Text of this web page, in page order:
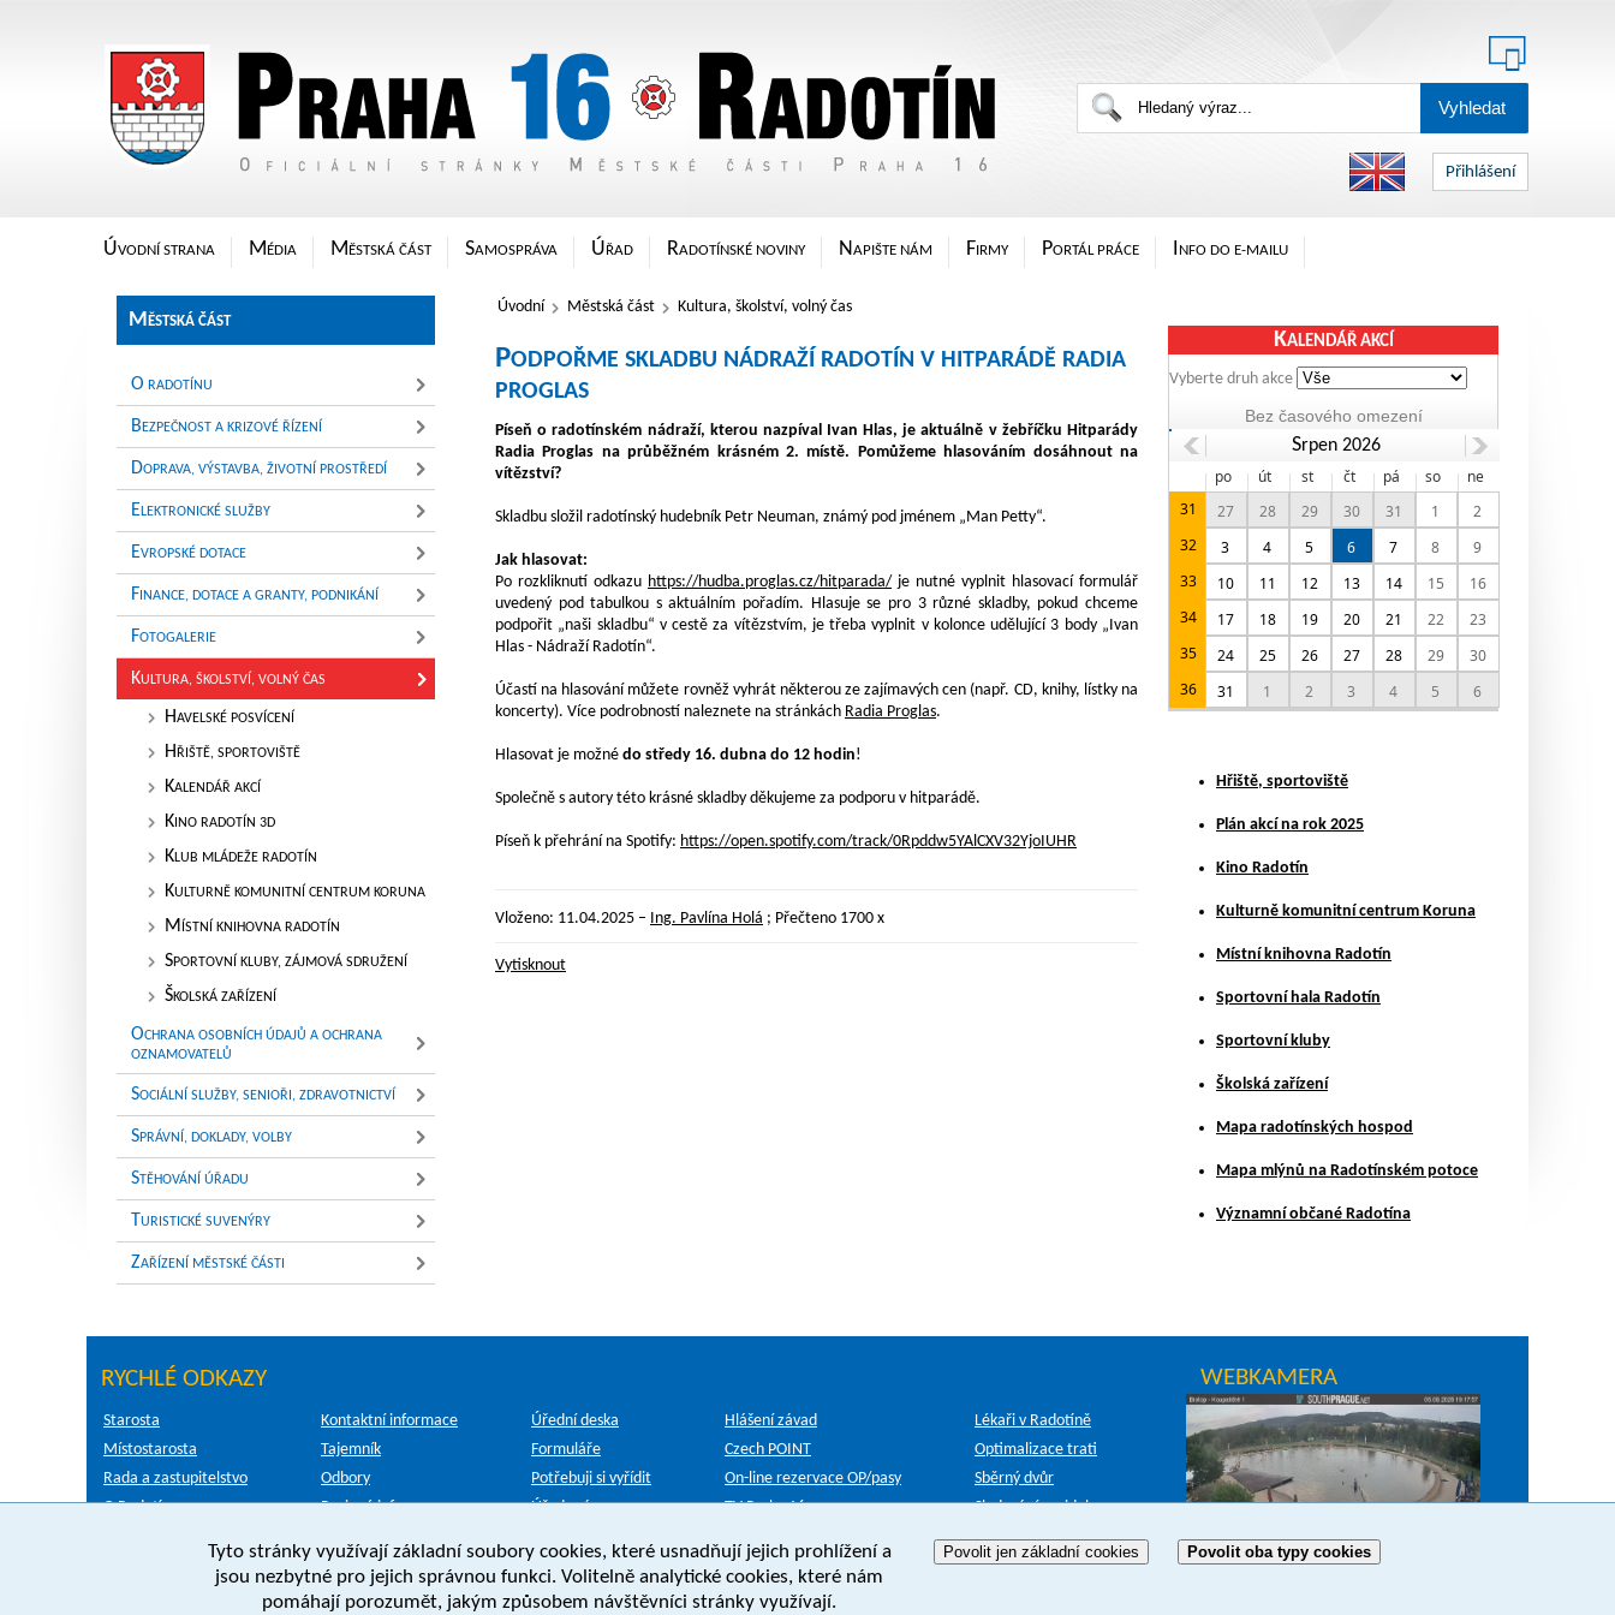
ÚVODNÍ STRANA M ÉDIA M ĚSTSKÁ ČÁST SAMOSPRÁVA ÚŘAD RADOTÍNSKÉ NOVINY N APIŠTE NÁM FIRMY PORTÁL PRÁCE NFO DO E-MAILU
Přihlášení
Úvodní Městská část Kultura, školství, volný čas
M ĚSTSKÁ ČÁST
O RADOTÍNU
B EZPEČNOST A KRIZOVÉ ŘÍZENÍ
DOPRAVA, VÝSTAVBA, ŽIVOTNÍ PROSTŘEDÍ
ELEKTRONICKÉ SLUŽBY
EVROPSKÉ DOTACE
F INANCE, DOTACE A GRANTY, PODNIKÁNÍ
FOTOGALERIE
KULTURA, ŠKOLSTVÍ, VOLNÝ ČAS
HAVELSKÉ POSVÍCENÍ
H ŘIŠTĚ, SPORTOVIŠTĚ
KALENDÁŘ AKCÍ
K INO RADOTÍN 3D
KLUB MLÁDEŽE RADOTÍN
KULTURNĚ KOMUNITNÍ CENTRUM KORUNA
M ÍSTNÍ KNIHOVNA RADOTÍN
SPORTOVNÍ KLUBY, ZÁJMOVÁ SDRUŽENÍ
ŠKOLSKÁ ZAŘÍZENÍ
OCHRANA OSOBNÍCH ÚDAJŮ A OCHRANA
OZNAMOVATELŮ
SOCIÁLNÍ SLUŽBY, SENIOŘI, ZDRAVOTNICTVÍ
SPRÁVNÍ, DOKLADY, VOLBY
STĚHOVÁNÍ ÚŘADU
TURISTICKÉ SUVENÝRY
ZAŘÍZENÍ MĚSTSKÉ ČÁSTI
PODPOŘME SKLADBU NÁDRAŽÍ RADOTÍN V HITPARÁDĚ RADIA
PROGLAS
Píseň o radotínském nádraží, kterou nazpíval Ivan Hlas, je aktuálně v žebříčku Hitparády
Radia Proglas na průběžném krásném 2. místě. Pomůžeme hlasováním dosáhnout na
vítězství?
Skladbu složil radotínský hudebník Petr Neuman, známý pod jménem „Man Petty“.
Jak hlasovat:
Po rozkliknutí odkazu https://hudba.proglas.cz/hitparada/ je nutné vyplnit hlasovací formulář
uvedený pod tabulkou s aktuálním pořadím. Hlasuje se pro 3 různé skladby, pokud chceme
podpořit „naši skladbu“ v cestě za vítězstvím, je třeba vyplnit v kolonce udělující 3 body „Ivan
Hlas - Nádraží Radotín“.
Účastí na hlasování můžete rovněž vyhrát některou ze zajímavých cen (např. CD, knihy, lístky na
koncerty). Více podrobností naleznete na stránkách Radia Proglas.
Hlasovat je možné do středy 16. dubna do 12 hodin!
Společně s autory této krásné skladby děkujeme za podporu v hitparádě.
Píseň k přehrání na Spotify: https://open.spotify.com/track/0Rpddw5YAlCXV32YjoIUHR
Vloženo: 11.04.2025 – Ing. Pavlína Holá ; Přečteno 1700 x
Vytisknout
KALENDÁŘ AKCÍ
Vyberte druh akce
Srpen 2026
po út st čt pá so
ne
31
27 28 29 30 31 1
2
32
3 4 5 6 7 8
9
33
10 11 12 13 14 15
16
34
17 18 19 20 21 22
23
35
24 25 26 27 28 29
30
36
31 1 2 3 4 5 6
Hřiště, sportoviště
Plán akcí na rok 2025
Kino Radotín
Kulturně komunitní centrum Koruna
Místní knihovna Radotín
Sportovní hala Radotín
Sportovní kluby
Školská zařízení
Mapa radotínských hospod
Mapa mlýnů na Radotínském potoce
Významní občané Radotína
RYCHLÉ ODKAZY
Starosta
Místostarosta
Rada a zastupitelstvo
O Radotínu
Kontaktní informace
Tajemník
Odbory
Povinné informace
Úřední deska
Formuláře
Potřebuji si vyřídit
Úřad práce
Hlášení závad
Czech POINT
On-line rezervace OP/pasy
TV Prahy 16
Lékaři v Radotíně
Optimalizace trati
Sběrný dvůr
Sledování vozidel
© 2003-2024 Městská část Praha 16; Powered by PubliX Prohlášení o přístupnosti Mapa stránek
WEBKAMERA
Tyto stránky využívají základní soubory cookies, které usnadňují jejich prohlížení a
jsou nezbytné pro jejich správnou funkci. Volitelně analytické cookies, které nám
pomáhají porozumět, jakým způsobem návštěvníci stránky využívají.
Povolit jen základní cookies Povolit oba typy cookies